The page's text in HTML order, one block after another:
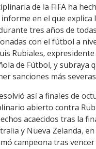
Link
de la FIFA ha
en el que explica
tres años de
con el fútbol a
Rubiales, expresidente
de Fútbol, y subraya
sanciones más
así a finales de
abierto contra
acaecidos tras la
y Nueva Zelanda, en
campeona tras